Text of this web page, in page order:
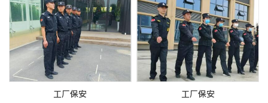
工厂保安 工厂保安